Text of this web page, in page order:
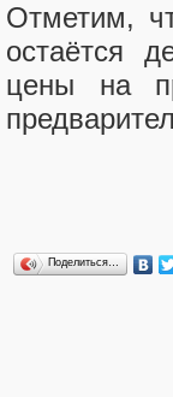
Отметим,
остаётся
цены на
Поделиться…